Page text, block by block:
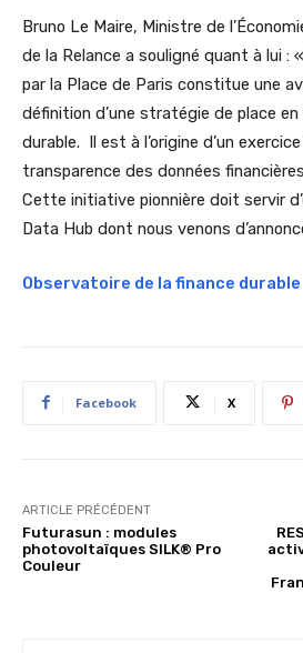
Bruno Le Maire, Ministre de
de la Relance a souligné quant à lui :
par la Place de Paris constitue une
définition d’une stratégie de place
durable. Il est à l’origine d’un
transparence des données
Cette initiative pionnière doit servir
Data Hub dont nous venons
Observatoire de la finance durable
Facebook X
ARTICLE PRÉCÉDENT
Futurasun : modules
photovoltaïques SILK® Pro
Couleur